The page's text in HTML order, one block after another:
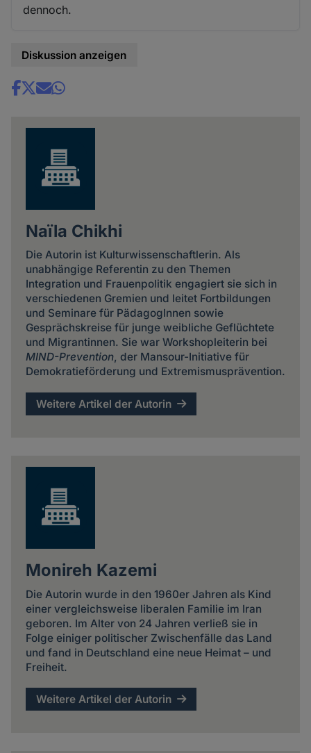
dennoch.
Diskussion anzeigen
Share
Naïla Chikhi
Die Autorin ist Kulturwissenschaftlerin. Als
unabhängige Referentin zu den Themen
Integration und Frauenpolitik engagiert sie sich in
verschiedenen Gremien und leitet Fortbildungen
und Seminare für PädagogInnen sowie
Gesprächskreise für junge weibliche Geflüchtete
und Migrantinnen. Sie war Workshopleiterin bei
MIND-Prevention, der Mansour-Initiative für
Demokratieförderung und Extremismusprävention.
Weitere Artikel der Autorin
Monireh Kazemi
Die Autorin wurde in den 1960er Jahren als Kind
einer vergleichsweise liberalen Familie im Iran
geboren. Im Alter von 24 Jahren verließ sie in
Folge einiger politischer Zwischenfälle das Land
und fand in Deutschland eine neue Heimat – und
Freiheit.
Weitere Artikel der Autorin